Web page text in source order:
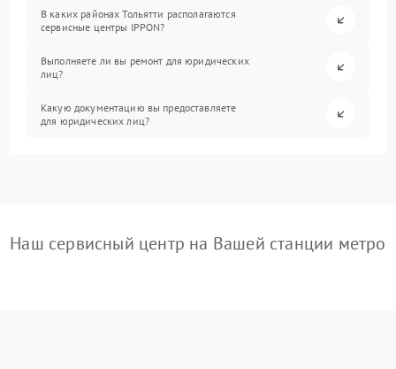
В каких районах Тольятти располагаются
сервисные центры IPPON?
Выполняете ли вы ремонт для юридических
лиц?
Какую документацию вы предоставляете
для юридических лиц?
Наш сервисный центр на Вашей станции метро